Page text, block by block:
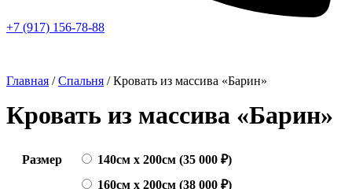
+7 (917) 156-78-88
Главная /Спальня / Кровать из массива «Барин»
Кровать из массива «Барин»
Размер
140см х 200см (35 000 ₽)
160см х 200см (38 000 ₽)